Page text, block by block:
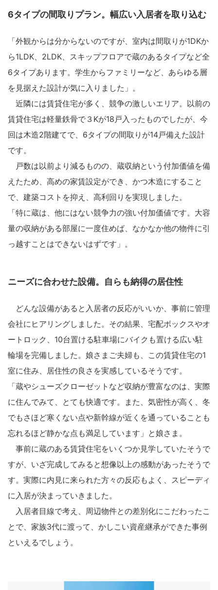
6タイプの間取りプラン。幅広い入居者を取り込む
「外観からは分からないのですが、室内は間取りが1DKか
ら1LDK、2LDK、スキップフロアで蔵のあるタイプなど全
6タイプあります。学生からファミリーなど、あらゆる層
を見据えた設計が気に入りました」。
近隣には賃貸住宅が多く、競争の激しいエリア。以前の
賃貸住宅は軽量鉄骨で３Kが18戸入ったものでしたが、今
回は木造2階建てで、6タイプの間取りが14戸備えた設計
です。
戸数は以前より減るものの、蔵収納という付加価値を備
えたため、高めの家賃設定ができ、かつ木造にすること
で、建築コストを抑え、高利回りを実現しました。
「特に蔵は、他にはない競争力の強い付加価値です。大容
量の収納がある部屋に一度住めば、なかなか他の物件に引
っ越すことはできないはずです」。
ニーズに合わせた設備。自らも納得の居住性
どんな設備があると入居者の反応がいいか、事前に管理
会社にヒアリングしました。その結果、宅配ボックスやオ
ートロック、10台置ける駐車場にバイクも置ける広い駐
輪場を完備しました。娘さまご夫婦も、この賃貸住宅の1
室に住み、居住性の良さを実感しているそうです。
「蔵やシューズクローゼットなど収納が豊富なのは、実際
に住んでみて、とても快適です。また、気密性が高く、冬
でもさほど寒くない点や新幹線が近くを通っていることも
忘れるほど静かな点も満足しています」と娘さま。
事前に蔵のある賃貸住宅をいくつか見学していたそうで
すが、いざ完成してみると想像以上の感動があったそうで
す。実際に内見に来られた方々の反応もよく、スピーディ
に入居が決まっていきました。
入居者目線で考え、周辺物件との差別化にこだわったこ
とで、家族3代に渡って、かしこい資産継承ができた事例
といえるでしょう。